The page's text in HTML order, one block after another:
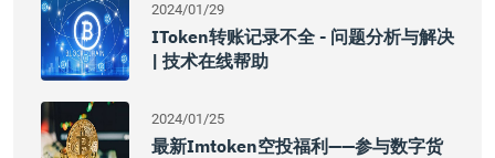
2024/01/29
IToken转账记录不全 - 问题分析与解决
| 技术在线帮助
2024/01/25
最新imtoken空投福利——参与数字货